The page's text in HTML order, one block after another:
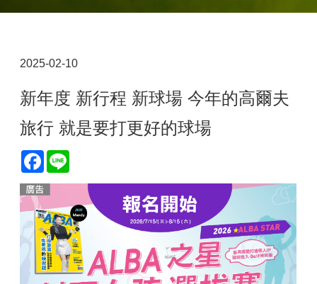
2025-02-10
新年度 新行程 新球場 今年的高爾夫
旅行 就是要打更好的球場
Facebook